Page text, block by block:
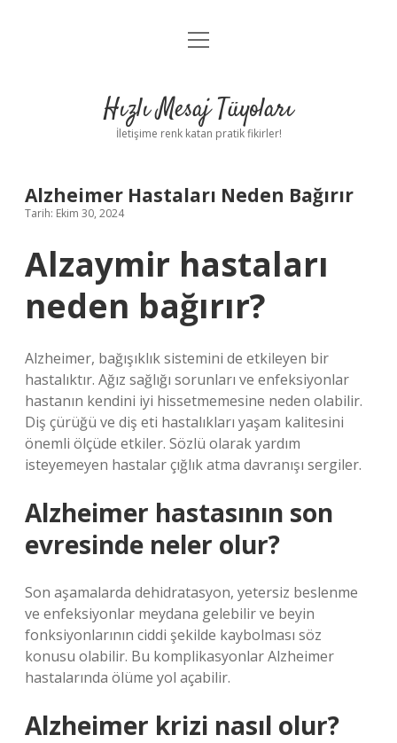
Anasayfa
Yasal Uyarı
menüyü
Hızlı Mesaj Tüyoları
İletişime renk katan pratik fikirler!
Alzheimer Hastaları Neden Bağırır
Tarih: Ekim 30, 2024
Alzaymir hastaları
neden bağırır?
Alzheimer, bağışıklık sistemini de etkileyen bir
hastalıktır. Ağız sağlığı sorunları ve enfeksiyonlar
hastanın kendini iyi hissetmemesine neden olabilir.
Diş çürüğü ve diş eti hastalıkları yaşam kalitesini
önemli ölçüde etkiler. Sözlü olarak yardım
isteyemeyen hastalar çığlık atma davranışı sergiler.
Alzheimer hastasının son
evresinde neler olur?
Son aşamalarda dehidratasyon, yetersiz beslenme
ve enfeksiyonlar meydana gelebilir ve beyin
fonksiyonlarının ciddi şekilde kaybolması söz
konusu olabilir. Bu komplikasyonlar Alzheimer
hastalarında ölüme yol açabilir.
Alzheimer krizi nasıl olur?